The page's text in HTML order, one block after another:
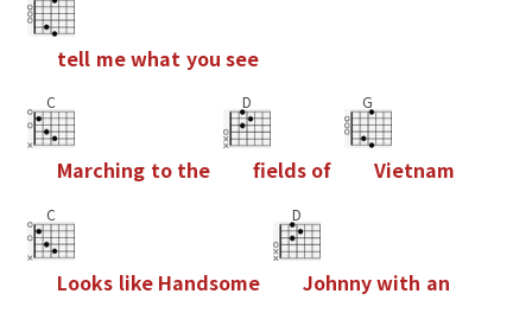
tell mewhat you see
C
Marching to the
D
felds of
G
Vietnam
C
Looks like Handsome
D
Johnnywith an